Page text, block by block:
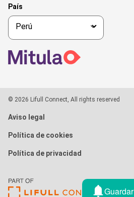
Guardar
País
© 2026 Lifull Connect, All rights reserved
Aviso legal
Política de cookies
Política de privacidad